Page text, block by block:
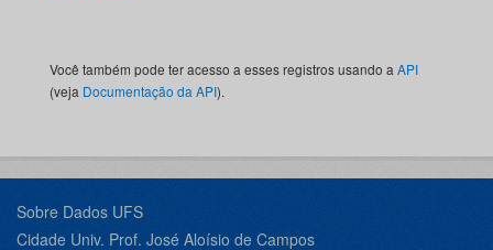
Você também pode ter acesso a esses registros usando a API
(veja Documentação da API).
Sobre Dados UFS
Cidade Univ. Prof. José Aloísio de Campos